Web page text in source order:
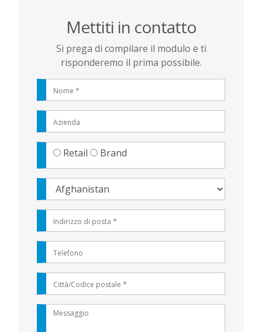
Mettiti in contatto
Si prega di compilare il modulo e ti
risponderemo il prima possibile.
Retail Brand